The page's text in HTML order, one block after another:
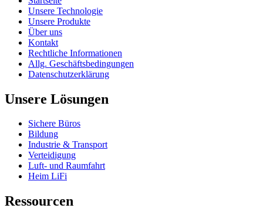
Unsere Technologie
Unsere Produkte
Über uns
Kontakt
Rechtliche Informationen
Allg. Geschäftsbedingungen
Datenschutzerklärung
Unsere Lösungen
Sichere Büros
Bildung
Industrie & Transport
Verteidigung
Luft- und Raumfahrt
Heim LiFi
Ressourcen